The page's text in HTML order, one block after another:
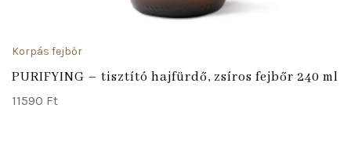
Korpás fejbőr
PURIFYING – tisztító hajfürdő, zsíros fejbőr 240 ml
11590 Ft